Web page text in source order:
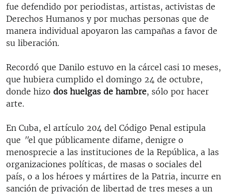
fue defendido por periodistas, artistas, activistas de
Derechos Humanos y por muchas personas que de
manera individual apoyaron las campañas a favor de
su liberación.
Recordó que Danilo estuvo en la cárcel casi 10 meses,
que hubiera cumplido el domingo 24 de octubre,
donde hizo dos huelgas de hambre, sólo por hacer
arte.
En Cuba, el artículo 204 del Código Penal estipula
que "el que públicamente difame, denigre o
menosprecie a las instituciones de la República, a las
organizaciones políticas, de masas o sociales del
país, o a los héroes y mártires de la Patria, incurre en
sanción de privación de libertad de tres meses a un